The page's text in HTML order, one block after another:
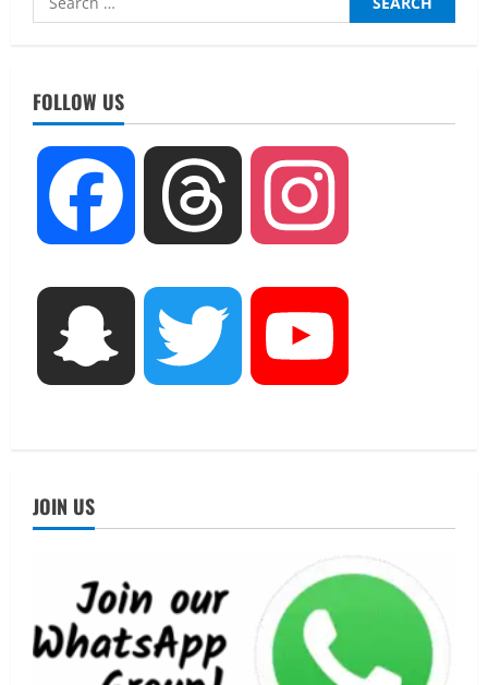
for:
FOLLOW US
Facebook Threads
Snapchat Twitter
JOIN US
August 5, 2026
STATES NEWS
महाराज की राजस्थान के मुख्यमंत्री से
शिष्टाचार भेंट पर्यटन और सांस्कृतिक
August 4, 2026
UTTARAKHAND NEWS
नोमुरा रिपोर्ट: जंग के कारण भारत को हर वर्ष
₹14.15 लाख करोड़ का नुकसान, जो देश की
August 2, 2026
UTTARAKHAND NEWS
मिस उत्तराखंड 2026 के सब-कॉन्टेस्ट ‘मिस
ब्यूटीफुल आइज़’ एवं ‘मिस ब्यूटीफुल हेयर’ का